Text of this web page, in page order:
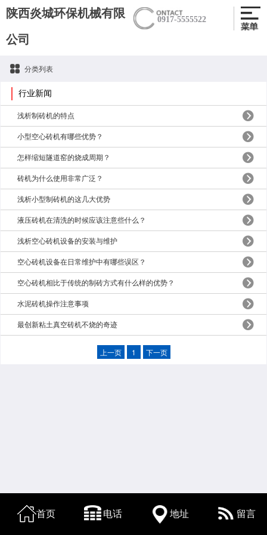
陕西炎城环保机械有限
公司
0917-5555522
分类列表
行业新闻
浅析制砖机的特点
小型空心砖机有哪些优势？
怎样缩短隧道窑的烧成周期？
砖机为什么使用非常广泛？
浅析小型制砖机的这几大优势
液压砖机在清洗的时候应该注意些什么？
浅析空心砖机设备的安装与维护
空心砖机设备在日常维护中有哪些误区？
空心砖机相比于传统的制砖方式有什么样的优势？
水泥砖机操作注意事项
最创新粘土真空砖机不烧的奇迹
上一页 1 下一页
首页 电话 地址 留言